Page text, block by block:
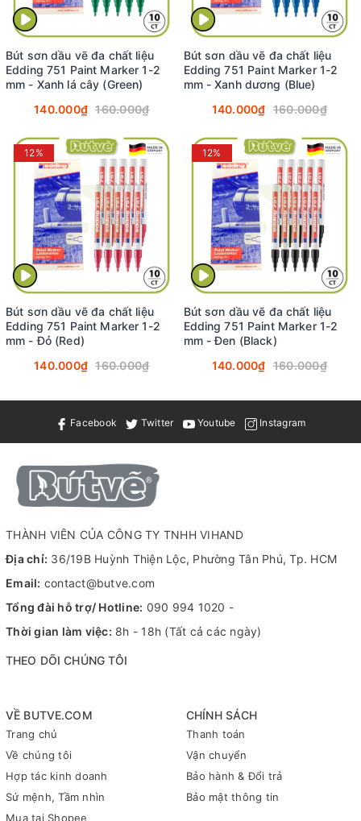
Bút sơn dầu vẽ đa chất liệu
Edding 751 Paint Marker 1-2
mm - Xanh lá cây (Green)
140.000₫ 160.000₫
Bút sơn dầu vẽ đa chất liệu
Edding 751 Paint Marker 1-2
mm - Xanh dương (Blue)
140.000₫ 160.000₫
12%
Bút sơn dầu vẽ đa chất liệu
Edding 751 Paint Marker 1-2
mm - Đỏ (Red)
140.000₫ 160.000₫
12%
Bút sơn dầu vẽ đa chất liệu
Edding 751 Paint Marker 1-2
mm - Đen (Black)
140.000₫ 160.000₫
Facebook Twitter Youtube Instagram
VỀ BUTVE.COM
Trang chủ
Về chúng tôi
Hợp tác kinh doanh
Sứ mệnh, Tầm nhìn
Mua tại Shopee
CHÍNH SÁCH
Thanh toán
Vận chuyển
Bảo hành & Đổi trả
Bảo mật thông tin
THÀNH VIÊN CỦA CÔNG TY TNHH VIHAND
Địa chỉ: 36/19B Huỳnh Thiện Lộc, Phường Tân Phú, Tp. HCM
Email: contact@butve.com
Tổng đài hỗ trợ/ Hotline: 090 994 1020 -
Thời gian làm việc: 8h - 18h (Tất cả các ngày)
THEO DÕI CHÚNG TÔI